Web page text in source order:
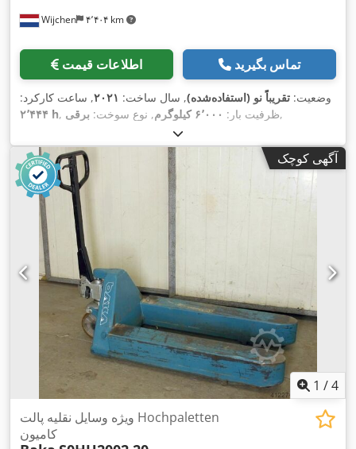
Wijchen ۴٬۴۰۴ km
اطلاعات قیمت تماس بگیرید
وضعیت: تقریباً نو (استفاده‌شده), سال ساخت: ۲۰۲۱, ساعت کارکرد:
۲٬۴۴۴ h
, ظرفیت بار: ۶٬۰۰۰ کیلوگرم , نوع سوخت: برقی ,
آگهی کوچک
1 /4
ویژه وسایل نقلیه پالت Hochpaletten
کامیون